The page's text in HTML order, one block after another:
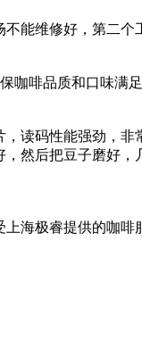
能维修好，第二
咖啡品质和口味满足
读码性能强劲，非
然后把豆子磨好
海极睿提供的咖啡